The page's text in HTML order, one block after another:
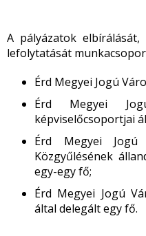
A pályázatok
lefolytatását
Érd Megyei Jogú
Érd Megyei
képviselőcsoportjai
Érd Megyei Jogú
Közgyűlésének
egy-egy fő;
Érd Megyei Jogú
által delegált egy fő.